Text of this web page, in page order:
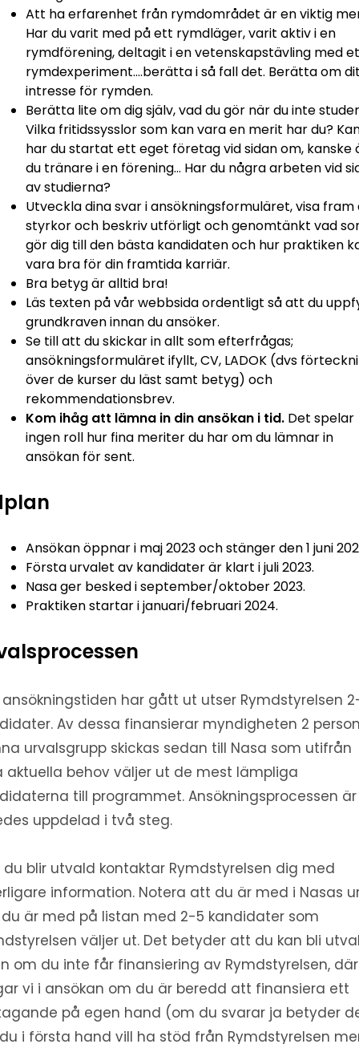
Att ha erfarenhet från rymdområdet är en viktig
Har du varit med på ett rymdläger, varit aktiv i en
rymdförening, deltagit i en vetenskapstävling med
rymdexperiment….berätta i så fall det. Berätta om
intresse för rymden.
Berätta lite om dig själv, vad du gör när du inte
Vilka fritidssysslor som kan vara en merit har du?
har du startat ett eget företag vid sidan om, kanske
du tränare i en förening… Har du några arbeten vid
av studierna?
Utveckla dina svar i ansökningsformuläret, visa fram
styrkor och beskriv utförligt och genomtänkt vad
gör dig till den bästa kandidaten och hur praktiken
vara bra för din framtida karriär.
Bra betyg är alltid bra!
Läs texten på vår webbsida ordentligt så att du
grundkraven innan du ansöker.
Se till att du skickar in allt som efterfrågas;
ansökningsformuläret ifyllt, CV, LADOK (dvs
över de kurser du läst samt betyg) och
rekommendationsbrev.
Kom ihåg att lämna in din ansökan i tid. Det spelar
ingen roll hur fina meriter du har om du lämnar in
ansökan för sent.
Ansökan öppnar i maj 2023 och stänger den 1 juni
Första urvalet av kandidater är klart i juli 2023.
Nasa ger besked i september/oktober 2023.
Praktiken startar i januari/februari 2024.
ansökningstiden har gått ut utser Rymdstyrelsen
Av dessa finansierar myndigheten 2
urvalsgrupp skickas sedan till Nasa som utifrån
aktuella behov väljer ut de mest lämpliga
till programmet. Ansökningsprocessen är
uppdelad i två steg.
du blir utvald kontaktar Rymdstyrelsen dig med
information. Notera att du är med i Nasas
är med på listan med 2-5 kandidater som
väljer ut. Det betyder att du kan bli
om du inte får finansiering av Rymdstyrelsen,
vi i ansökan om du är beredd att finansiera ett
på egen hand (om du svarar ja betyder
i första hand vill ha stöd från Rymdstyrelsen